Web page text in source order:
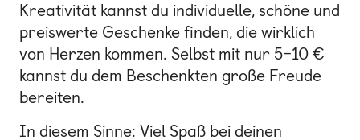
Kreativität kannst du individuelle, schöne und
preiswerte Geschenke finden, die wirklich
von Herzen kommen. Selbst mit nur 5–10 €
kannst du dem Beschenkten große Freude
bereiten.
In diesem Sinne: Viel Spaß bei deinen